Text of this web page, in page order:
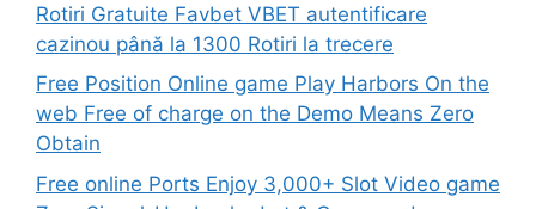
Rotiri Gratuite Favbet VBET autentificare
cazinou până la 1300 Rotiri la trecere
Free Position Online game Play Harbors On the
web Free of charge on the Demo Means Zero
Obtain
Free online Ports Enjoy 3,000+ Slot Video game